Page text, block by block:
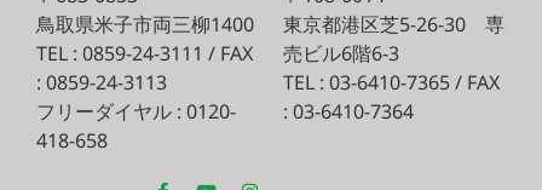
鳥取県米子市両三柳1400
TEL : 0859-24-3111 / FAX
: 0859-24-3113
フリーダイヤル : 0120-
418-658
東京都港区芝5-26-30 専
売ビル6階6-3
TEL : 03-6410-7365 / FAX
: 03-6410-7364